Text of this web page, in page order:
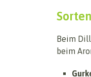
Sorten
Beim
beim